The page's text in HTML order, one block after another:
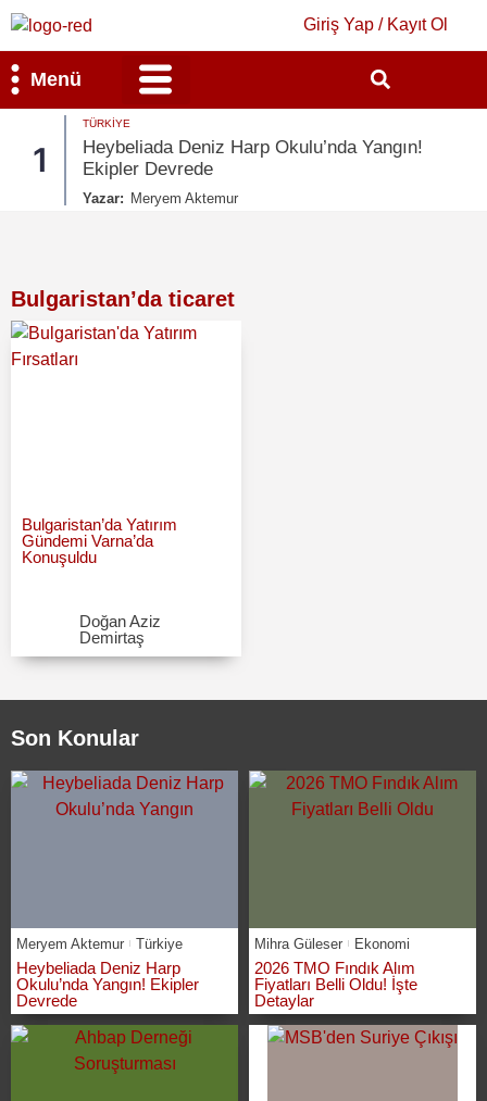
Giriş Yap / Kayıt Ol
Menü
1
TÜRKIYE
Heybeliada Deniz Harp Okulu’nda Yangın!
Ekipler Devrede
Yazar: Meryem Aktemur
Bulgaristan’da ticaret
Bulgaristan’da Yatırım
Gündemi Varna’da
Konuşuldu
Doğan Aziz
Demirtaş
Son Konular
Meryem Aktemur Türkiye
Heybeliada Deniz Harp
Okulu’nda Yangın! Ekipler
Devrede
Mihra Güleser Ekonomi
2026 TMO Fındık Alım
Fiyatları Belli Oldu! İşte
Detaylar